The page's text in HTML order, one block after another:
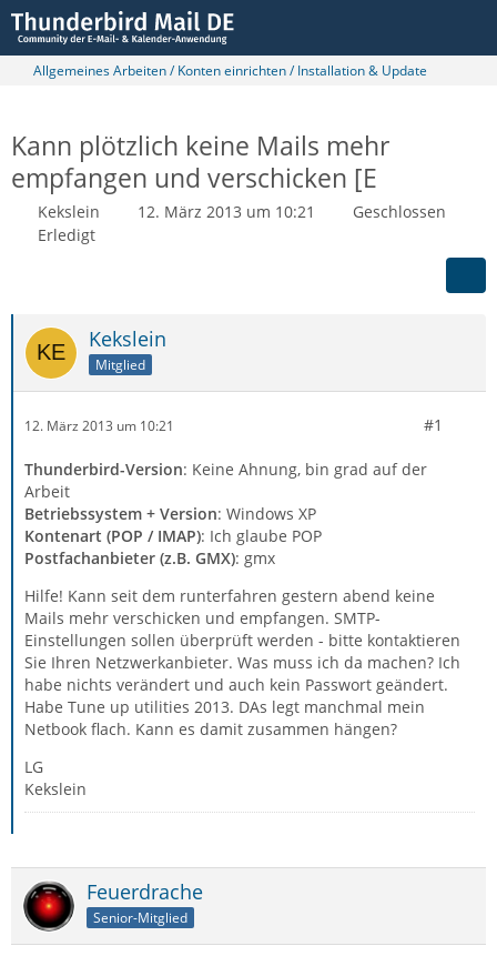
Allgemeines Arbeiten / Konten einrichten / Installation & Update
Kann plötzlich keine Mails mehr
empfangen und verschicken [E
Kekslein 12. März 2013 um 10:21
Geschlossen
Erledigt
Kekslein
Mitglied
12. März 2013 um 10:21 #1
Thunderbird-Version: Keine Ahnung, bin grad auf der
Arbeit
Betriebssystem + Version: Windows XP
Kontenart (POP / IMAP): Ich glaube POP
Postfachanbieter (z.B. GMX): gmx
Hilfe! Kann seit dem runterfahren gestern abend keine
Mails mehr verschicken und empfangen. SMTP-
Einstellungen sollen überprüft werden - bitte kontaktieren
Sie Ihren Netzwerkanbieter. Was muss ich da machen? Ich
habe nichts verändert und auch kein Passwort geändert.
Habe Tune up utilities 2013. DAs legt manchmal mein
Netbook flach. Kann es damit zusammen hängen?
LG
Kekslein
Feuerdrache
Senior-Mitglied